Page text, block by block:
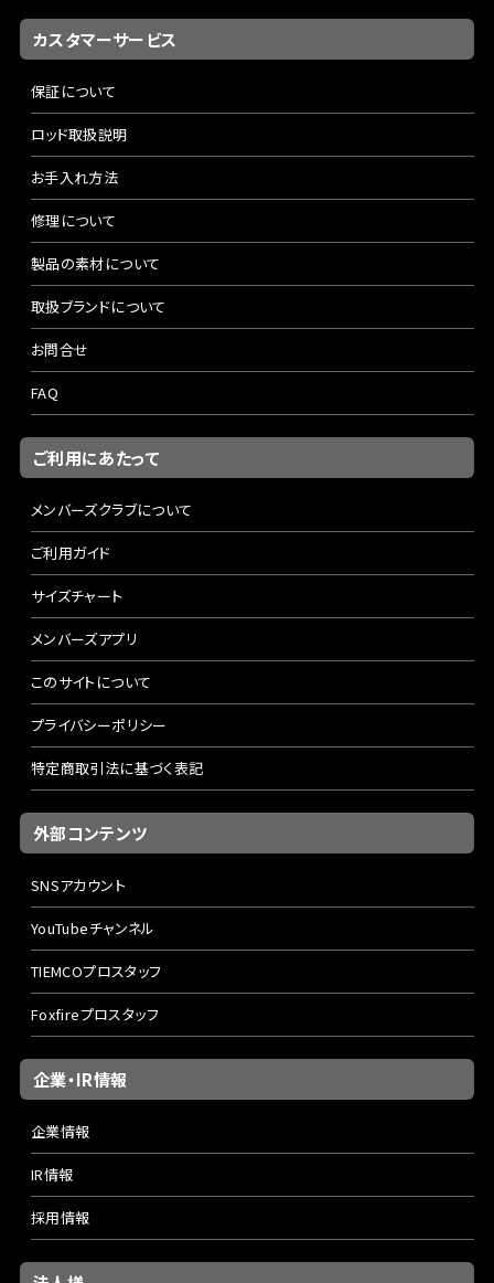
カスタマーサービス
保証について
ロッド取扱説明
お手入れ方法
修理について
製品の素材について
取扱ブランドについて
お問合せ
FAQ
ご利用にあたって
メンバーズクラブについて
ご利用ガイド
サイズチャート
メンバーズアプリ
このサイトについて
プライバシーポリシー
特定商取引法に基づく表記
外部コンテンツ
SNSアカウント
YouTubeチャンネル
TIEMCOプロスタッフ
Foxfireプロスタッフ
企業・IR情報
企業情報
IR情報
採用情報